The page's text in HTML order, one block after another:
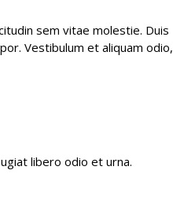
sem vitae molestie. Duis
Vestibulum et aliquam odio,
libero odio et urna.